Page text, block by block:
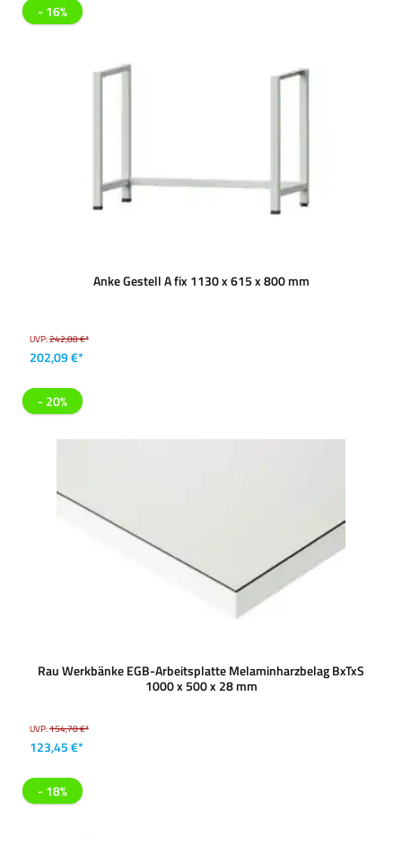
- 16%
Anke Gestell A fix 1130 x 615 x 800 mm
UVP:242,88 €*
202,09 €*
- 20%
Rau Werkbänke EGB-Arbeitsplatte Melaminharzbelag BxTxS
1000 x 500 x 28 mm
UVP:154,70 €*
123,45 €*
- 18%